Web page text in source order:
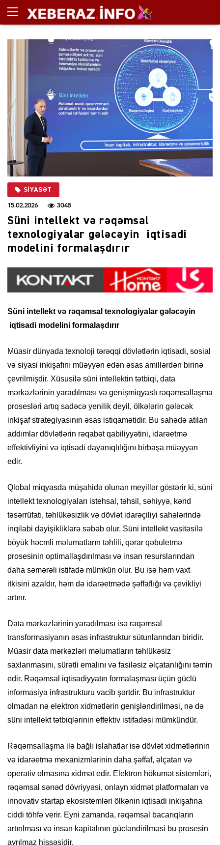
SIYASƏT
15.02.2026 3048
Süni intellekt və rəqəmsal
texnologiyalar gələcəyin iqtisadi
modelini formalaşdırır
Süni intellekt və rəqəmsal texnologiyalar gələcəyin
iqtisadi modelini formalaşdırır
Müasir dünyada texnoloji tərəqqi dövlətlərin iqtisadi, sosial
və siyasi inkişafını müəyyən edən əsas amillərdən birinə
çevrilmişdir. Xüsusilə süni intellektin tətbiqi, data
mərkəzlərinin yaradılması və genişmiqyaslı rəqəmsallaşma
prosesləri artıq sadəcə yenilik deyil, ölkələrin gələcək
inkişaf strategiyasının əsas istiqamətidir. Bu sahədə atılan
addımlar dövlətlərin rəqabət qabiliyyətini, idarəetmə
effektivliyini və iqtisadi dayanıqlılığını birbaşa müəyyən
edir.
Qlobal miqyasda müşahidə olunan meyillər göstərir ki, süni
intellekt texnologiyaları istehsal, təhsil, səhiyyə, kənd
təsərrüfatı, təhlükəsizlik və dövlət idarəçiliyi sahələrində
inqilabi dəyişikliklərə səbəb olur. Süni intellekt vasitəsilə
böyük həcmli məlumatların təhlili, qərar qəbuletmə
prosesinin optimallaşdırılması və insan resurslarından
daha səmərəli istifadə mümkün olur. Bu isə həm vaxt
itkisini azaldır, həm də idarəetmədə şəffaflığı və çevikliyi
artırır.
Data mərkəzlərinin yaradılması isə rəqəmsal
transformasiyanın əsas infrastruktur sütunlarından biridir.
Müasir data mərkəzləri məlumatların təhlükəsiz
saxlanmasını, sürətli emalını və fasiləsiz əlçatanlığını təmin
edir. Rəqəmsal iqtisadiyyatın formalaşması üçün güclü
informasiya infrastrukturu vacib şərtdir. Bu infrastruktur
olmadan nə elektron xidmətlərin genişləndirilməsi, nə də
süni intellekt tətbiqlərinin effektiv istifadəsi mümkündür.
Rəqəmsallaşma ilə bağlı islahatlar isə dövlət xidmətlərinin
və idarəetmə mexanizmlərinin daha şəffaf, əlçatan və
operativ olmasına xidmət edir. Elektron hökumət sistemləri,
rəqəmsal sənəd dövriyyəsi, onlayn xidmət platformaları və
innovativ startap ekosistemləri ölkənin iqtisadi inkişafına
ciddi töhfə verir. Eyni zamanda, rəqəmsal bacarıqların
artırılması və insan kapitalının gücləndirilməsi bu prosesin
ayrılmaz hissəsidir.